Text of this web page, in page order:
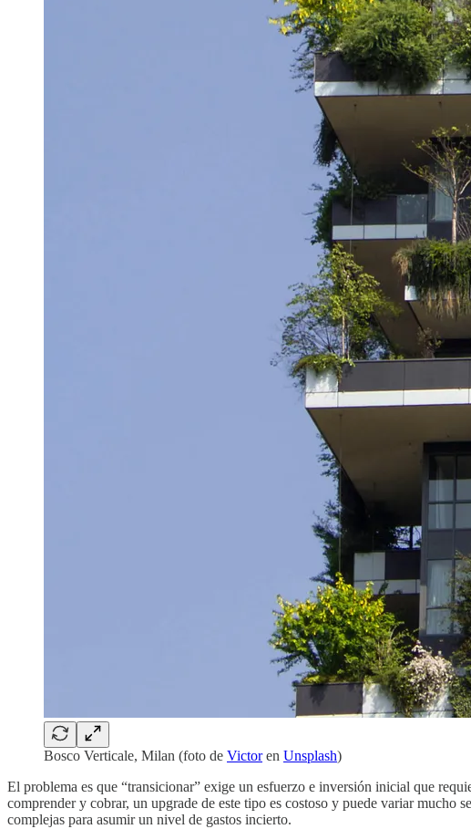
Bosco Verticale, Milan (foto de Victoren Unsplash)
El problema es que “transicionar” exige un esfuerzo e inversión inicial que
comprender y cobrar, un upgrade de este tipo es costoso y puede variar mucho
complejas para asumir un nivel de gastos incierto.